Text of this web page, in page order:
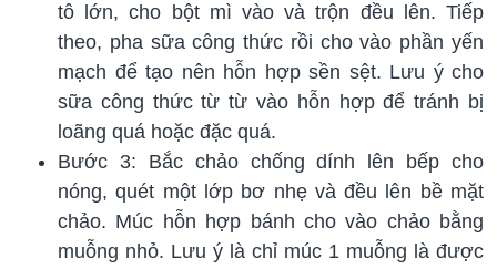
tô lớn, cho bột mì vào và trộn đều lên. Tiếp
theo, pha sữa công thức rồi cho vào phần yến
mạch để tạo nên hỗn hợp sền sệt. Lưu ý cho
sữa công thức từ từ vào hỗn hợp để tránh bị
loãng quá hoặc đặc quá.
Bước 3: Bắc chảo chống dính lên bếp cho
nóng, quét một lớp bơ nhẹ và đều lên bề mặt
chảo. Múc hỗn hợp bánh cho vào chảo bằng
muỗng nhỏ. Lưu ý là chỉ múc 1 muỗng là được